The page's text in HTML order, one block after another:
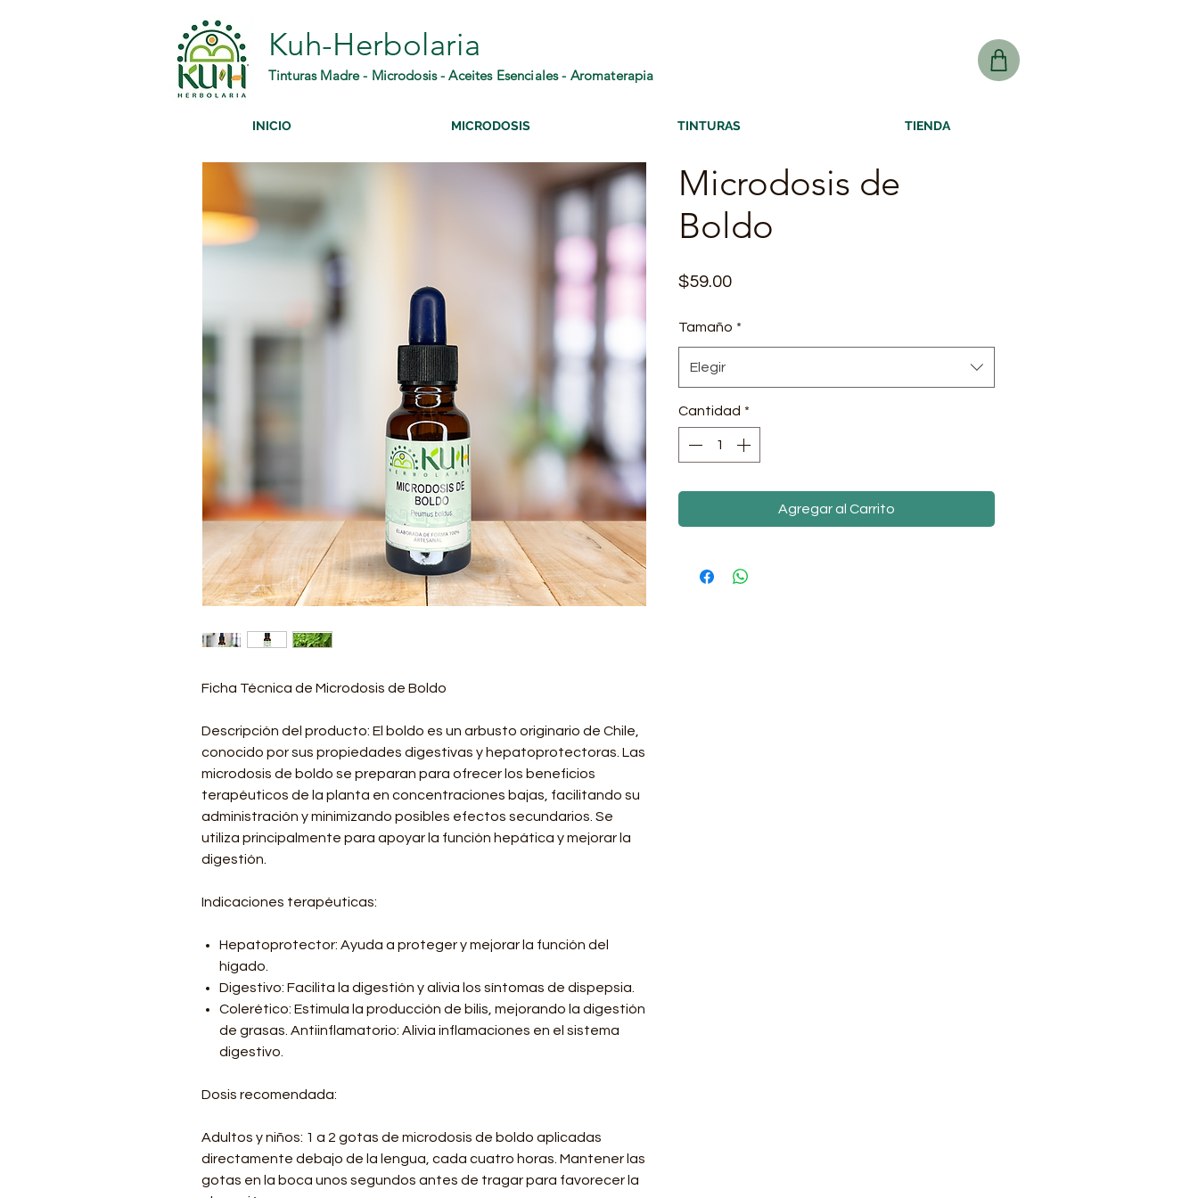
Kuh-Herbolaria
Tinturas Madre - Microdosis - Aceites Esenciales - Aromaterapia
INICIO MICRODOSIS TINTURAS TIENDA
Ficha Técnica de Microdosis de Boldo
Descripción del producto: El boldo es un arbusto originario de Chile,
conocido por sus propiedades digestivas y hepatoprotectoras. Las
microdosis de boldo se preparan para ofrecer los beneficios
terapéuticos de la planta en concentraciones bajas, facilitando su
administración y minimizando posibles efectos secundarios. Se
utiliza principalmente para apoyar la función hepática y mejorar la
digestión.
Indicaciones terapéuticas:
Hepatoprotector: Ayuda a proteger y mejorar la función del
hígado.
Digestivo: Facilita la digestión y alivia los síntomas de dispepsia.
Colerético: Estimula la producción de bilis, mejorando la digestión
de grasas. Antiinflamatorio: Alivia inflamaciones en el sistema
digestivo.
Dosis recomendada:
Adultos y niños: 1 a 2 gotas de microdosis de boldo aplicadas
directamente debajo de la lengua, cada cuatro horas. Mantener las
gotas en la boca unos segundos antes de tragar para favorecer la
Microdosis de
Boldo
$59.00Precio
Tamaño *
Elegir
Cantidad *
Agregar al Carrito